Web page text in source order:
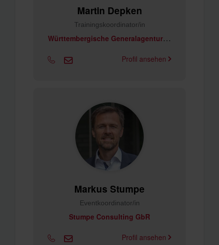
Martin Depken
Trainingskoordinator/in
W
ürttembergische Generalagentur Ernst C. Meyer & Sohn, Inh. Diplom-Ökonom Tobias Meyer
Profil ansehen
Markus Stumpe
Eventkoordinator/in
Stumpe Consulting GbR
Profil ansehen